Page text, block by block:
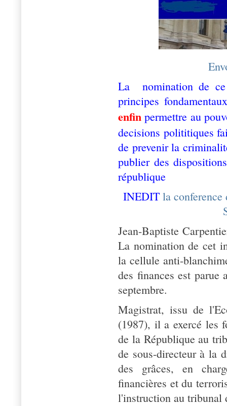
La nomination de
principes
enfin permettre au
decisions polititiques
de prevenir la
publier des
république
INEDIT la
Jean-Baptiste
La nomination de cet
la cellule anti-
des finances est
septembre.
Magistrat, issu de
(1987), il a exercé les
de la République au
de sous-directeur à la
des grâces, en
financières et du
l'instruction au tribunal